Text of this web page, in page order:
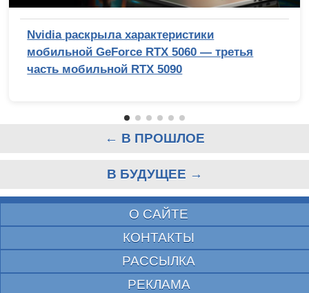
Nvidia раскрыла характеристики
мобильной GeForce RTX 5060 — третья
часть мобильной RTX 5090
← В ПРОШЛОЕ
В БУДУЩЕЕ →
О САЙТЕ
КОНТАКТЫ
РАССЫЛКА
РЕКЛАМА